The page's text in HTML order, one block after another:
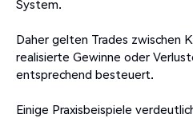
System.
Daher gelten Trades zwischen
realisierte Gewinne oder
entsprechend besteuert.
Einige Praxisbeispiele